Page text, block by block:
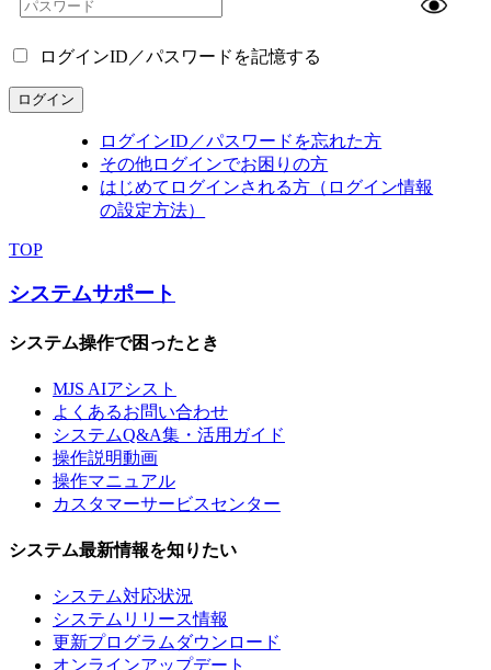
ログインID／パスワードを記憶する
ログイン
ログインID／パスワードを忘れた方
その他ログインでお困りの方
はじめてログインされる方（ログイン情報
の設定方法）
TOP
システムサポート
システム操作で困ったとき
MJS AIアシスト
よくあるお問い合わせ
システムQ&A集・活用ガイド
操作説明動画
操作マニュアル
カスタマーサービスセンター
システム最新情報を知りたい
システム対応状況
システムリリース情報
更新プログラムダウンロード
オンラインアップデート